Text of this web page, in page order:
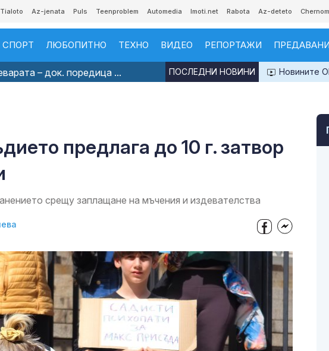
Tialoto Az-jenata Puls Teenproblem Automedia Imoti.net Rabota Az-deteto
СПОРТ ЛЮБОПИТНО ТЕХНО ВИДЕО РЕПОРТАЖИ
– док. поредица ... Новините
ПОСЛЕДНИ НОВИНИ
предлага до 10 г. затвор
срещу заплащане на мъчения и издевателства